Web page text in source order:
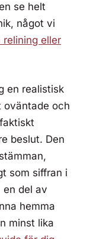
se helt
något vi
relining eller
en realistisk
oväntade och
beslut. Den
som siffran i
en del av
hemma
minst lika